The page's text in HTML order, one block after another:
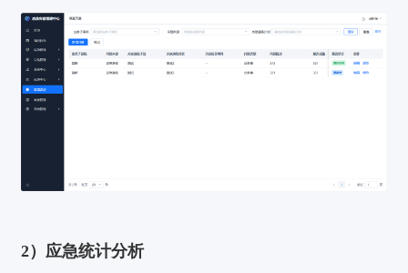
2）应急统计分析